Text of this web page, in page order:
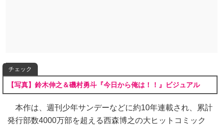
チェック
【写真】鈴木伸之＆磯村勇斗『今日から俺は！！』ビジュアル
本作は、週刊少年サンデーなどに約10年連載され、累計
発行部数4000万部を超える西森博之の大ヒットコミック